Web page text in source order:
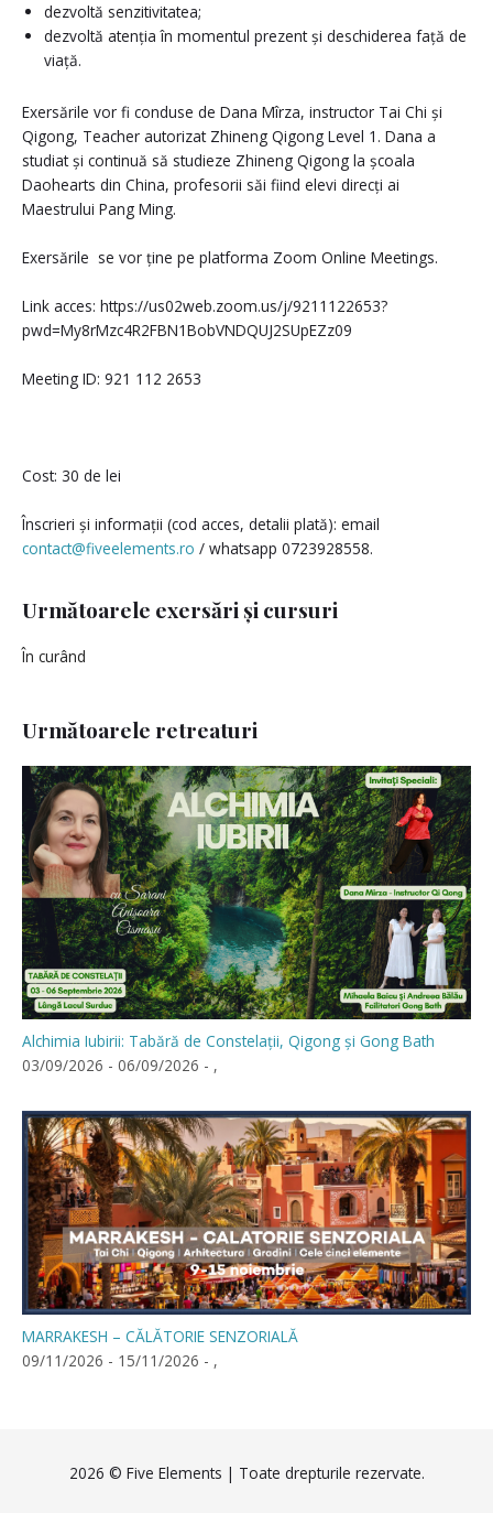
dezvoltă senzitivitatea;
dezvoltă atenția în momentul prezent și deschiderea față de
viață.
Exersările vor fi conduse de Dana Mîrza, instructor Tai Chi și
Qigong, Teacher autorizat Zhineng Qigong Level 1. Dana a
studiat și continuă să studieze Zhineng Qigong la școala
Daohearts din China, profesorii săi fiind elevi direcți ai
Maestrului Pang Ming.
Exersările se vor ține pe platforma Zoom Online Meetings.
Link acces: https://us02web.zoom.us/j/9211122653?
pwd=My8rMzc4R2FBN1BobVNDQUJ2SUpEZz09
Meeting ID: 921 112 2653
Cost: 30 de lei
Înscrieri și informații (cod acces, detalii plată): email
contact@fiveelements.ro / whatsapp 0723928558.
Următoarele exersări și cursuri
În curând
Următoarele retreaturi
Alchimia Iubirii: Tabără de Constelații, Qigong și Gong Bath
03/09/2026 - 06/09/2026 - ,
MARRAKESH – CĂLĂTORIE SENZORIALĂ
09/11/2026 - 15/11/2026 - ,
2026 © Five Elements | Toate drepturile rezervate.